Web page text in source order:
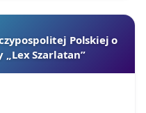
Polskiej o
Szarlatan”